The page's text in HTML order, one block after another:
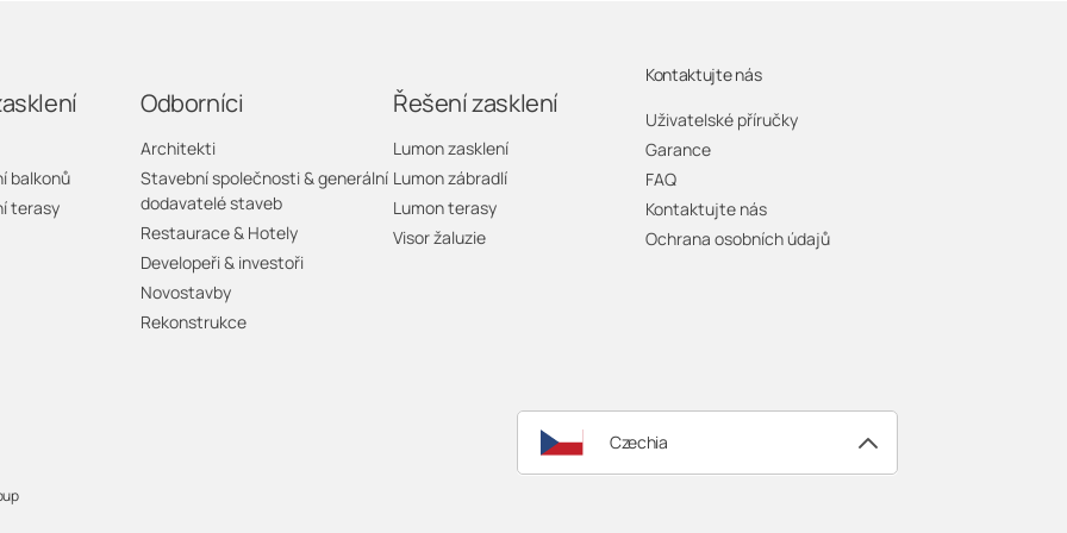
Nezapomeňte, že zasklený balkon nebo terasa zůstává větraným prostorem. V chladných
měsících doporučujeme doplnit balkon o terasové topení, které zajistí dodatečné teplo. Při
použití topení v zasklených prostorech je důležité důsledně dodržovat pokyny výrobce pro
jeho umístění a provoz, aby byla zajištěna bezpečnost i účinnost zařízení.
balkonů
terasy
Odborníci
Architekti
Stavební společnosti & generální
dodavatelé staveb
Restaurace & Hotely
Developeři & investoři
Novostavby
Rekonstrukce
Řešení zasklení
Lumon zasklení
Lumon zábradlí
Lumon terasy
Visor žaluzie
Kontaktujte nás
Uživatelské příručky
Garance
FAQ
Kontaktujte nás
Ochrana osobních údajů
Czechia